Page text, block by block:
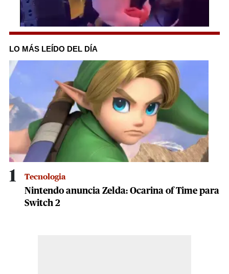
0
of
3
minutes,
LO MÁS LEÍDO DEL DÍA
1 Tecnologia
Nintendo anuncia Zelda: Ocarina of Time para
Switch 2